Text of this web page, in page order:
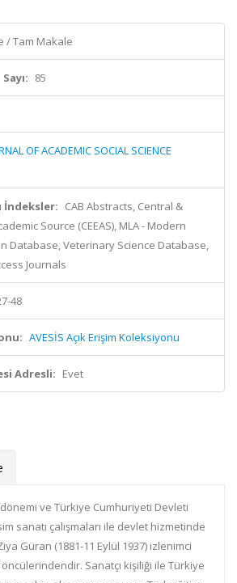
/ Tam Makale
Sayı: 85
OF ACADEMIC SOCIAL SCIENCE
İndeksler: CAB Abstracts, Central &
Source (CEEAS), MLA - Modern
Database, Veterinary Science Database,
Journals
48
AVESİS Açık Erişim Koleksiyonu
Adresli: Evet
ve Türkiye Cumhuriyeti Devleti
sanatı çalışmaları ile devlet hizmetinde
Güran (1881-11 Eylül 1937) izlenimci
öncülerindendir. Sanatçı kişiliği ile Türkiye